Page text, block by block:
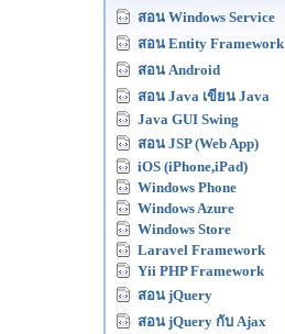
สอน Windows Service
สอน Entity Framework
สอน Android
สอน Java เขียน Java
Java GUI Swing
สอน JSP (Web App)
iOS (iPhone,iPad)
Windows Phone
Windows Azure
Windows Store
Laravel Framework
Yii PHP Framework
สอน jQuery
สอน jQuery กับ Ajax